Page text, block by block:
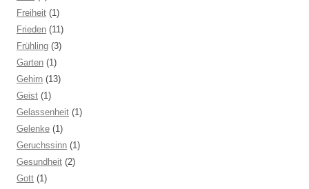
Freiheit (1)
Frieden (11)
Frühling (3)
Garten (1)
Gehirn (13)
Geist (1)
Gelassenheit (1)
Gelenke (1)
Geruchssinn (1)
Gesundheit (2)
Gott (1)